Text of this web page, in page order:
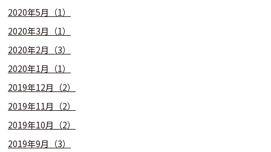
2020年5月（1）
2020年3月（1）
2020年2月（3）
2020年1月（1）
2019年12月（2）
2019年11月（2）
2019年10月（2）
2019年9月（3）